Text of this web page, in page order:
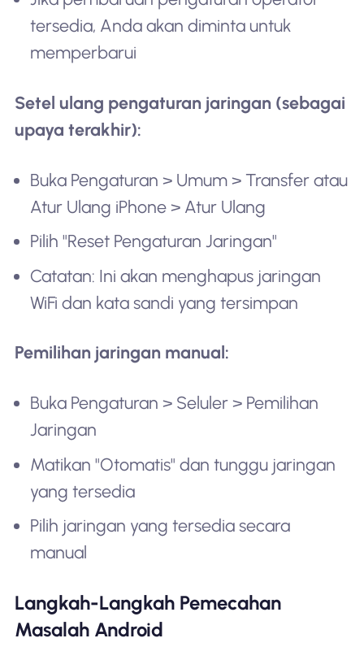
tersedia, Anda akan diminta untuk
memperbarui
Setel ulang pengaturan jaringan (sebagai
upaya terakhir):
Buka Pengaturan > Umum > Transfer atau
Atur Ulang iPhone > Atur Ulang
Pilih "Reset Pengaturan Jaringan"
Catatan: Ini akan menghapus jaringan
WiFi dan kata sandi yang tersimpan
Pemilihan jaringan manual:
Buka Pengaturan > Seluler > Pemilihan
Jaringan
Matikan "Otomatis" dan tunggu jaringan
yang tersedia
Pilih jaringan yang tersedia secara
manual
Langkah-Langkah Pemecahan
Masalah Android